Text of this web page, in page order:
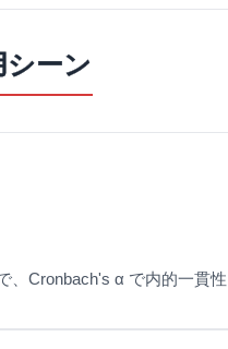
ーン
Cronbach's α で内的一貫性